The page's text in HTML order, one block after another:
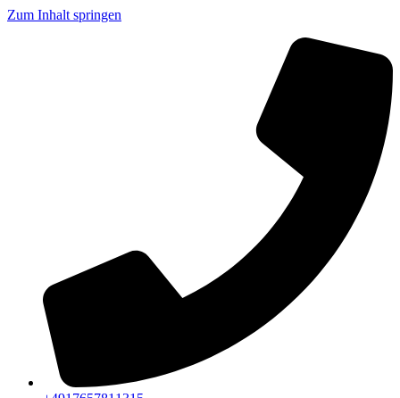
Zum Inhalt springen